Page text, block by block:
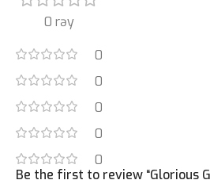
0 rəy
0
0
0
0
0
Be the first to review “Glorious